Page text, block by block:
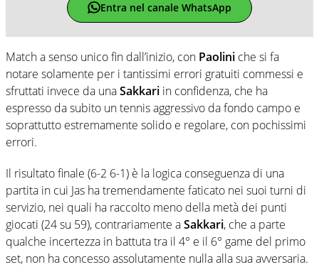
Entra nel canale WhatsApp
Match a senso unico fin dall’inizio, con Paolini che si fa
notare solamente per i tantissimi errori gratuiti commessi e
sfruttati invece da unaSakkari in confidenza, che ha
espresso da subito un tennis aggressivo da fondo campo e
soprattutto estremamente solido e regolare, con pochissimi
errori.
Il risultato finale (6-2 6-1) è la logica conseguenza di una
partita in cui Jas ha tremendamente faticato nei suoi turni di
servizio, nei quali ha raccolto meno della metà dei punti
giocati (24 su 59), contrariamente aSakkari, che a parte
qualche incertezza in battuta tra il 4° e il 6° game del primo
set, non ha concesso assolutamente nulla alla sua avversaria.